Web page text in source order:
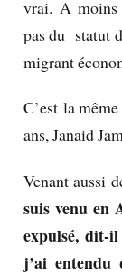
vrai. A moins
pas du statut
migrant
C’est la
ans, Janaid
Venant aussi
suis venu en
expulsé, dit-
j’ai